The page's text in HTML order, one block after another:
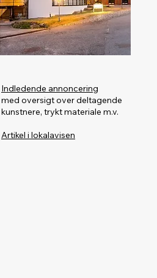
Indledende annoncering
med oversigt over deltagende
kunstnere, trykt materiale m.v.
Artikel i lokalavisen